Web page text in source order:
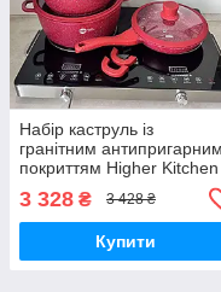
Набір каструль із
гранітним антипригарним
покриттям Higher Kitchen
Червоний
3 328 ₴ 3 428 ₴
Купити